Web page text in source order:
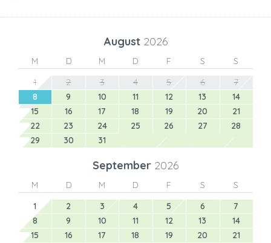
August 2026
M D M D F S
S
1
2 3 4 5 6
7
8
9 10 11 12 13
14
15
16 17 18 19 20
21
22
23 24 25 26 27
28
29
30 31
September 2026
M D M D F S
S
1
2 3 4 5 6
7
8
9 10 11 12 13
14
15
16 17 18 19 20
21